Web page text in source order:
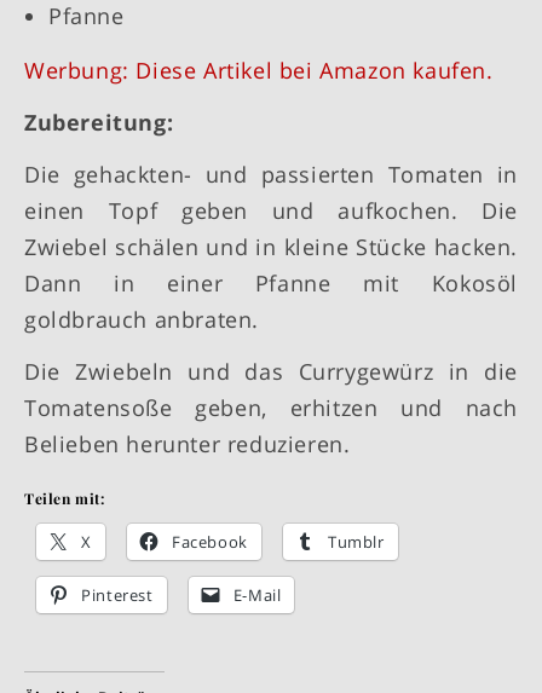
Pfanne
Werbung: Diese Artikel bei Amazon kaufen.
Zubereitung:
Die gehackten- und passierten Tomaten in
einen Topf geben und aufkochen. Die
Zwiebel schälen und in kleine Stücke hacken.
Dann in einer Pfanne mit Kokosöl
goldbrauch anbraten.
Die Zwiebeln und das Currygewürz in die
Tomatensoße geben, erhitzen und nach
Belieben herunter reduzieren.
Teilen mit:
X Facebook Tumblr
Pinterest E-Mail